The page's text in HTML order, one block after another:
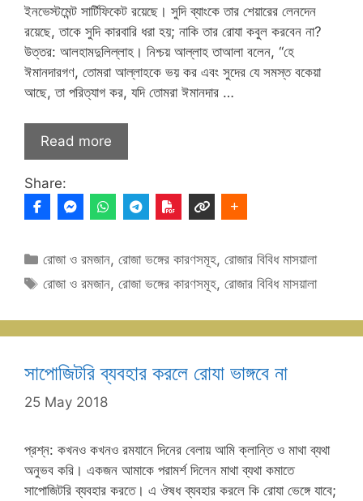
ইনভেস্টমেন্ট সার্টিফিকেট রয়েছে। সুদি ব্যাংকে তার শেয়ারের লেনদেন
রয়েছে, তাকে সুদি কারবারি ধরা হয়; নাকি তার রোযা কবুল করবেন না?
উত্তর: আলহামদুলিল্লাহ। নিশ্চয় আল্লাহ তাআলা বলেন, “হে
ঈমানদারগণ, তোমরা আল্লাহকে ভয় কর এবং সুদের যে সমস্ত বকেয়া
আছে, তা পরিত্যাগ কর, যদি তোমরা ঈমানদার …
Read more
Share:
Categories
রোজা ও রমজান,রোজা ভঙ্গের কারণসমূহ,রোজার বিবিধ মাসয়ালা
Tags
রোজা ও রমজান,রোজা ভঙ্গের কারণসমূহ,রোজার বিবিধ মাসয়ালা
সাপোজিটরি ব্যবহার করলে রোযা ভাঙ্গবে না
25 May 2018
প্রশ্ন: কখনও কখনও রমযানে দিনের বেলায় আমি ক্লান্তি ও মাথা ব্যথা
অনুভব করি। একজন আমাকে পরামর্শ দিলেন মাথা ব্যথা কমাতে
সাপোজিটরি ব্যবহার করতে। এ ঔষধ ব্যবহার করলে কি রোযা ভেঙ্গে যাবে;